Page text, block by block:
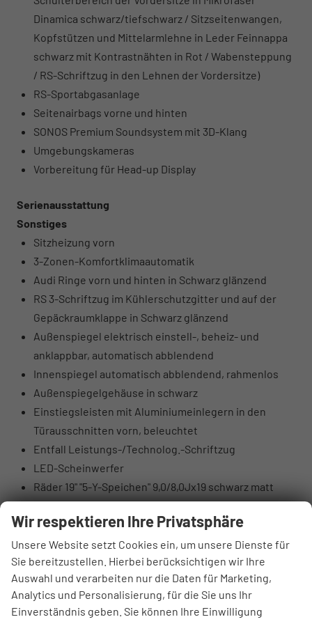
Dinamica schwarz/tiefschwarz / Sitzseitenwangen,
Kopfstützen und Mittelarmlehne in Leder Feinnappa
schwarz mit Kontrastnähten in Rot / Wabensteppung
/ RS-Schriftzug in den Lehnen der Vordersitze)
RS-Sportabgasanlage
Seitenairbags vorne und hinten
SONOS Premium Soundsystem mit 3D-Klang
Umgebungskameras
Vorbereitung für Head-up Display
Serienausstattung
Sonstiges
Sitzheizung vorn
3-Zonen-Komfortklimaautomatik
Audi Ringe vorn und hinten in Schwarz glänzend
RS 3-Schriftzug im Kühlerschutzgitter und auf der
Gepäckraumklappe in Schwarz glänzend
Außenspiegel elektrisch einstell-, beheiz- und
anklappbar, automatisch abblendend
Innenspiegel automatisch abblendend, rahmenlos
Außenspiegelgehäuse in schwarz
Einstiegsleisten mit Aluminiumeinlegern in den
Türausschnitten vorn, beleuchtet
Entfall Leistungs-/Technolog.-Schriftzug
LED-Scheinwerfer
Räder 19" "5-Y-Speichen" 9,0/8,0Jx19 schwarz matt
(Reifen 265/30|245/35 R19)
Einstiegs-LED mit RS-Projektion vorn
Embleme, Raute RS
Frontscheibe in Akustikverglasung
LED-Heckleuchten mit dynamischem Blinklicht
Scheinwerfer-Reinigungsanlage
Steinschlagschutz-Unterboden
Wir respektieren Ihre Privatsphäre
Unsere Website setzt Cookies ein, um unsere Dienste für
Sie bereitzustellen. Hierbei berücksichtigen wir Ihre
Auswahl und verarbeiten nur die Daten für Marketing,
Analytics und Personalisierung, für die Sie uns Ihr
Einverständnis geben. Sie können Ihre Einwilligung